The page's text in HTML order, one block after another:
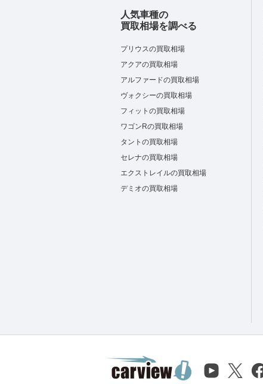
人気車種の
買取相場を調べる
プリウスの買取相場
アクアの買取相場
アルファードの買取相場
ヴォクシーの買取相場
フィットの買取相場
ワゴンRの買取相場
タントの買取相場
セレナの買取相場
エクストレイルの買取相場
デミオの買取相場